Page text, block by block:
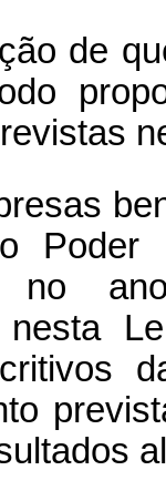
de
Poder
no
nesta